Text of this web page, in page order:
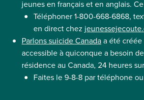
e
n
e
x
t
e
r
jeunes en français et en anglais.
Téléphoner 1-800-668-6868,
en direct chez
Parlons suicide Canadaa été
accessible à quiconque a besoin
résidence au Canada, 24 heures
Faites le 9-8-8 par téléphone